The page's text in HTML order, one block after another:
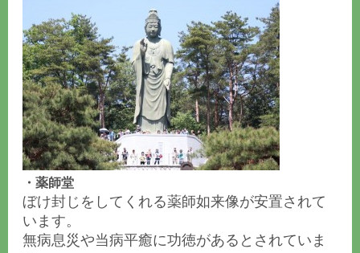
・薬師堂
ぼけ封じをしてくれる薬師如来像が安置されて
います。
無病息災や当病平癒に功徳があるとされていま